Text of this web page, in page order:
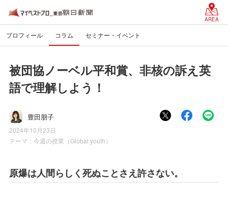
AREA
プロフィール コラム セミナー・イベント
被団協ノーベル平和賞、非核の訴え英
語で理解しよう！
豊田朋子
2024年10月23日
テーマ： 今週の授業（Global youth）
原爆は人間らしく死ぬことさえ許さない。